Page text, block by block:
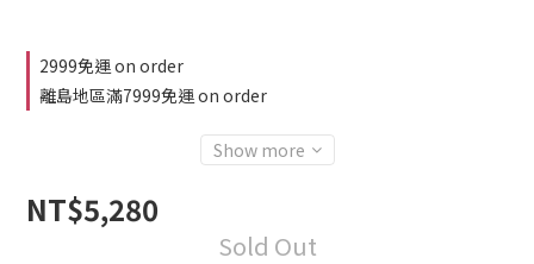
2999免運 on order
離島地區滿7999免運 on order
Show more
NT$5,280
Sold Out